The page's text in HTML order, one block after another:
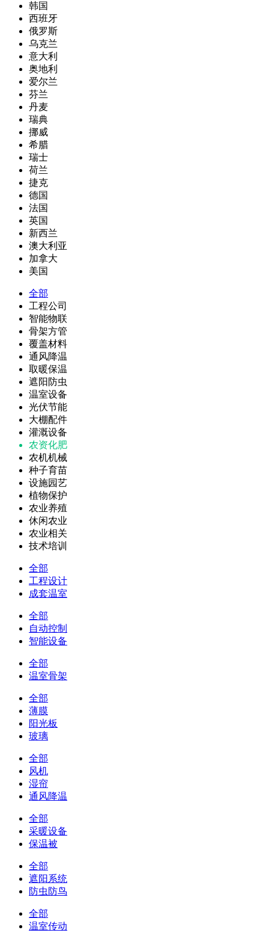
韩国
西班牙
俄罗斯
乌克兰
意大利
奥地利
爱尔兰
芬兰
丹麦
瑞典
挪威
希腊
瑞士
荷兰
捷克
德国
法国
英国
新西兰
澳大利亚
加拿大
美国
全部
工程公司
智能物联
骨架方管
覆盖材料
通风降温
取暖保温
遮阳防虫
温室设备
光伏节能
大棚配件
灌溉设备
农资化肥
农机机械
种子育苗
设施园艺
植物保护
农业养殖
休闲农业
农业相关
技术培训
全部
工程设计
成套温室
全部
自动控制
智能设备
全部
温室骨架
全部
薄膜
阳光板
玻璃
全部
风机
湿帘
通风降温
全部
采暖设备
保温被
全部
遮阳系统
防虫防鸟
全部
温室传动